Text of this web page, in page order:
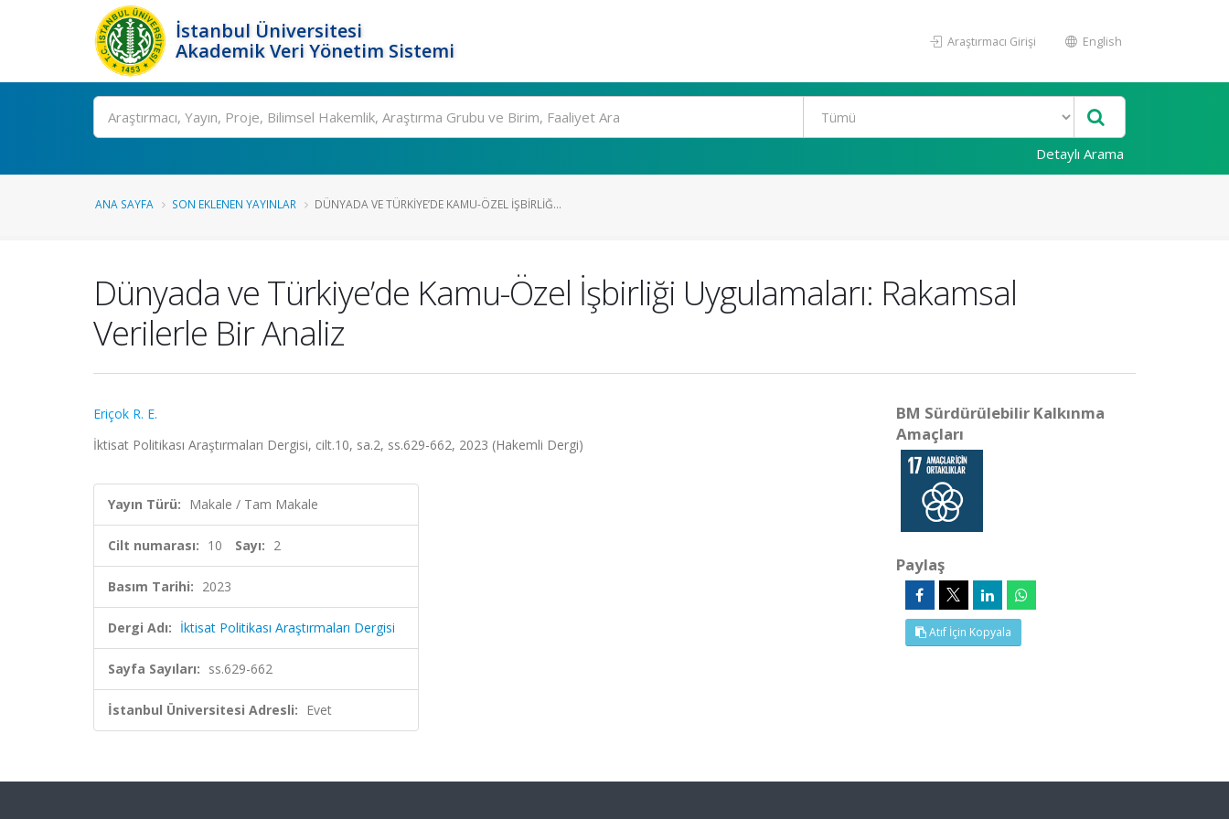
İstanbul Üniversitesi
Akademik Veri Yönetim Sistemi
Araştırmacı Girişi English
Ara
Detaylı Arama
ANA SAYFA SON EKLENEN YAYINLAR DÜNYADA VE TÜRKIYE’DE KAMU-ÖZEL İŞBIRLIĞ...
Dünyada ve Türkiye’de Kamu-Özel İşbirliği Uygulamaları: Rakamsal
Verilerle Bir Analiz
Eriçok R. E.
İktisat Politikası Araştırmaları Dergisi, cilt.10, sa.2, ss.629-662, 2023 (Hakemli Dergi)
Yayın Türü: Makale / Tam Makale
Cilt numarası: 10 Sayı: 2
Basım Tarihi: 2023
Dergi Adı: İktisat Politikası Araştırmaları Dergisi
Sayfa Sayıları: ss.629-662
İstanbul Üniversitesi Adresli: Evet
BM Sürdürülebilir Kalkınma
Amaçları
Paylaş
Atıf İçin Kopyala